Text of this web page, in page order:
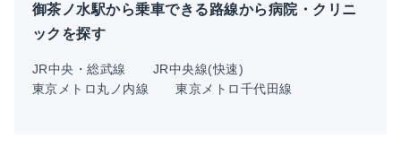
御茶ノ水駅から乗車できる路線から病院・クリニ
ックを探す
JR中央・総武線
JR中央線(快速)
東京メトロ丸ノ内線
東京メトロ千代田線